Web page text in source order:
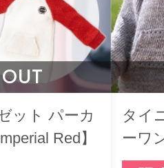
ット パーカ
Red】
タイ
ーワ